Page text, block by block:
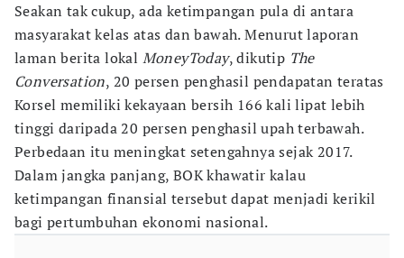
Seakan tak cukup, ada ketimpangan pula di antara
masyarakat kelas atas dan bawah. Menurut laporan
laman berita lokal MoneyToday, dikutip The
Conversation, 20 persen penghasil pendapatan teratas
Korsel memiliki kekayaan bersih 166 kali lipat lebih
tinggi daripada 20 persen penghasil upah terbawah.
Perbedaan itu meningkat setengahnya sejak 2017.
Dalam jangka panjang, BOK khawatir kalau
ketimpangan finansial tersebut dapat menjadi kerikil
bagi pertumbuhan ekonomi nasional.